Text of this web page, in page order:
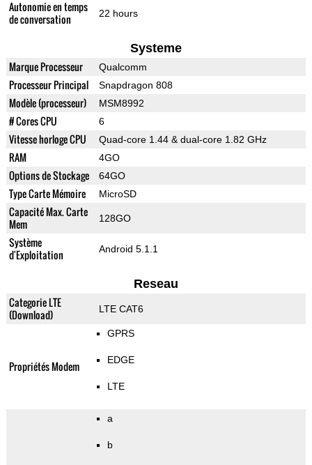
Autonomie en temps
de conversation
22 hours
Systeme
Marque Processeur Qualcomm
Processeur Principal Snapdragon 808
Modèle (processeur) MSM8992
# Cores CPU 6
Vitesse horloge CPU Quad-core 1.44 & dual-core 1.82 GHz
RAM 4GO
Options de Stockage 64GO
Type Carte Mémoire MicroSD
Capacité Max. Carte
Mem
128GO
Système
d'Exploitation
Android 5.1.1
Reseau
Categorie LTE
(Download)
LTE CAT6
Propriétés Modem
GPRS
EDGE
LTE
a
b